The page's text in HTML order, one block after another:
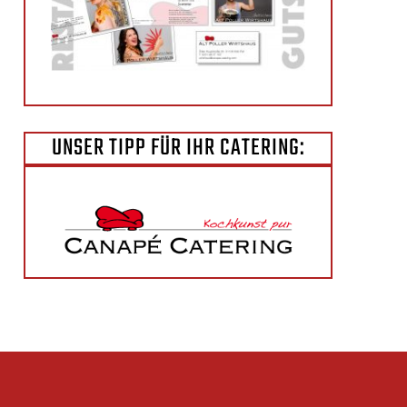
UNSER TIPP FÜR IHR CATERING: